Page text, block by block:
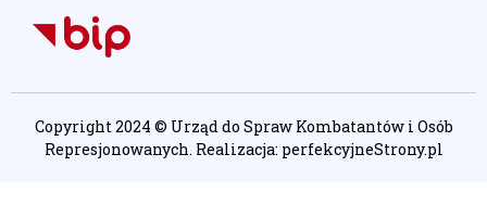
Copyright 2024 © Urząd do Spraw Kombatantów i Osób
Represjonowanych. Realizacja: perfekcyjneStrony.pl